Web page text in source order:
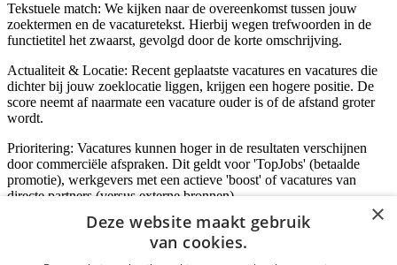
Tekstuele match: We kijken naar de overeenkomst tussen jouw
zoektermen en de vacaturetekst. Hierbij wegen trefwoorden in de
functietitel het zwaarst, gevolgd door de korte omschrijving.
Actualiteit & Locatie: Recent geplaatste vacatures en vacatures die
dichter bij jouw zoeklocatie liggen, krijgen een hogere positie. De
score neemt af naarmate een vacature ouder is of de afstand groter
wordt.
Prioritering: Vacatures kunnen hoger in de resultaten verschijnen
door commerciële afspraken. Dit geldt voor 'TopJobs' (betaalde
promotie), werkgevers met een actieve 'boost' of vacatures van
directe partners (versus externe bronnen).
×
Deze website maakt gebruik
van cookies.